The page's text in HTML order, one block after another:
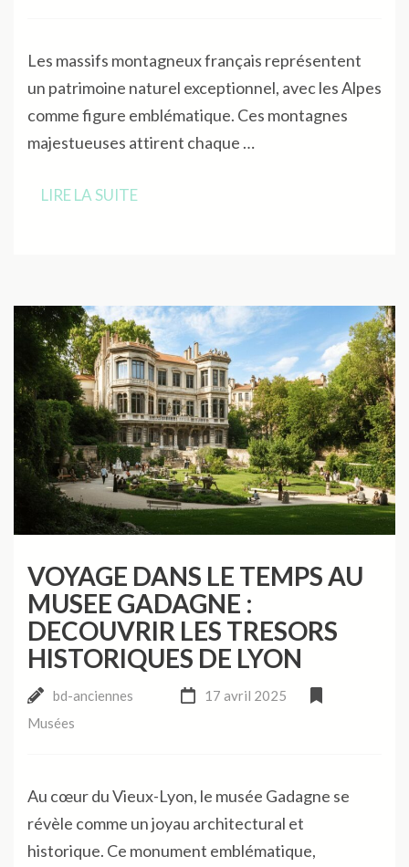
Les massifs montagneux français représentent
un patrimoine naturel exceptionnel, avec les Alpes
comme figure emblématique. Ces montagnes
majestueuses attirent chaque …
LIRE LA SUITE
VOYAGE DANS LE TEMPS AU
MUSEE GADAGNE :
DECOUVRIR LES TRESORS
HISTORIQUES DE LYON
bd-anciennes
17 avril 2025
Musées
Au cœur du Vieux-Lyon, le musée Gadagne se
révèle comme un joyau architectural et
historique. Ce monument emblématique,